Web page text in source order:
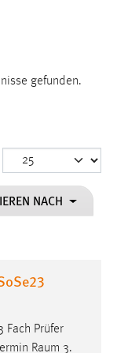
gefunden.
NACH
Fach Prüfer
Raum 3.
Funktion der
Einverständnis-